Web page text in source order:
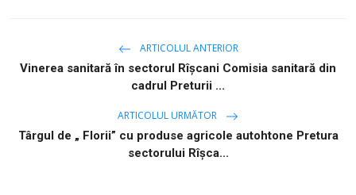
ARTICOLUL ANTERIOR
Vinerea sanitară în sectorul Rîșcani Comisia sanitară din
cadrul Preturii ...
ARTICOLUL URMĂTOR
Târgul de „ Florii” cu produse agricole autohtone Pretura
sectorului Rîșca...